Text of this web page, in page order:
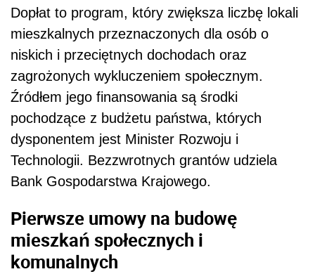
Dopłat to program, który zwiększa liczbę lokali
mieszkalnych przeznaczonych dla osób o
niskich i przeciętnych dochodach oraz
zagrożonych wykluczeniem społecznym.
Źródłem jego finansowania są środki
pochodzące z budżetu państwa, których
dysponentem jest Minister Rozwoju i
Technologii. Bezzwrotnych grantów udziela
Bank Gospodarstwa Krajowego.
Pierwsze umowy na budowę
mieszkań społecznych i
komunalnych